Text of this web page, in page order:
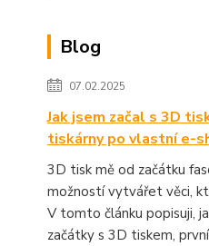
Blog
07.02.2025
Jak jsem začal s 3D
tiskárny po vlastní e-
3D tisk mě od začátku
možností vytvářet věci,
V tomto článku popisuji,
začátky s 3D tiskem, první